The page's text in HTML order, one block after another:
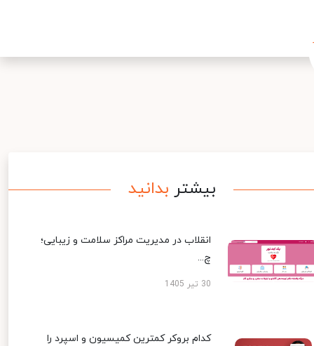
بیشتر بدانید
انقلاب در مدیریت مراکز سلامت و زیبایی؛
چ...
30 تیر 1405
کدام بروکر کمترین کمیسیون و اسپرد را